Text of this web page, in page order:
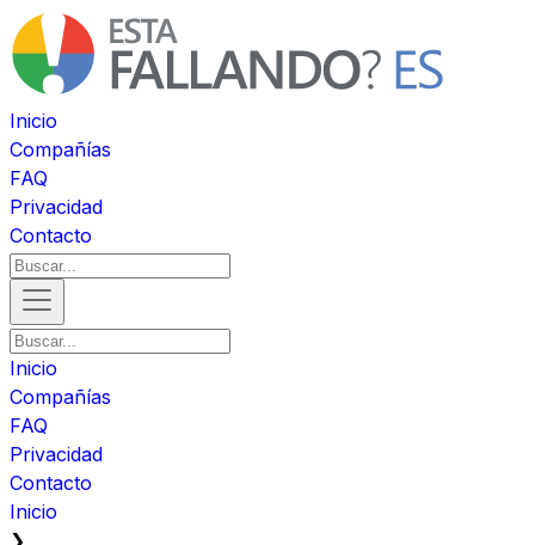
Inicio
Compañías
FAQ
Privacidad
Contacto
Inicio
Compañías
FAQ
Privacidad
Contacto
Inicio